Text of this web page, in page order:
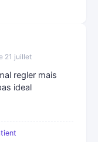
21 juillet
regler mais
ideal